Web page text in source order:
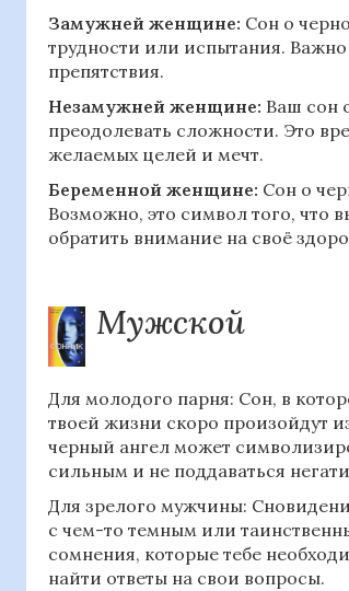
Замужней женщине: Сон о
трудности или испытания.
препятствия.
Незамужней женщине: Ваш сон
преодолевать сложности. Это
желаемых целей и мечт.
Беременной женщине: Сон о
Возможно, это символ того, что
обратить внимание на своё
Мужской
Для молодого парня: Сон, в
твоей жизни скоро произойдут
черный ангел может
сильным и не поддаваться
Для зрелого мужчины:
с чем-то темным или
сомнения, которые тебе
найти ответы на свои вопросы.